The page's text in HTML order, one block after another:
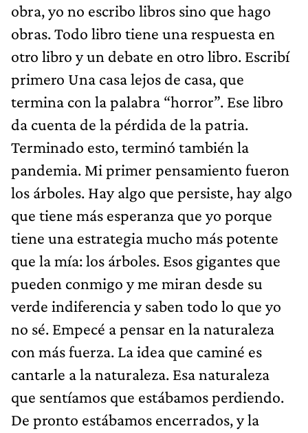
obra, yo no escribo libros sino que hago
obras. Todo libro tiene una respuesta en
otro libro y un debate en otro libro. Escribí
primero Una casa lejos de casa, que
termina con la palabra “horror”. Ese libro
da cuenta de la pérdida de la patria.
Terminado esto, terminó también la
pandemia. Mi primer pensamiento fueron
los árboles. Hay algo que persiste, hay algo
que tiene más esperanza que yo porque
tiene una estrategia mucho más potente
que la mía: los árboles. Esos gigantes que
pueden conmigo y me miran desde su
verde indiferencia y saben todo lo que yo
no sé. Empecé a pensar en la naturaleza
con más fuerza. La idea que caminé es
cantarle a la naturaleza. Esa naturaleza
que sentíamos que estábamos perdiendo.
De pronto estábamos encerrados, y la